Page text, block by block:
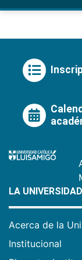
LA UNIVERSIDAD
Acerca de la
Institucional